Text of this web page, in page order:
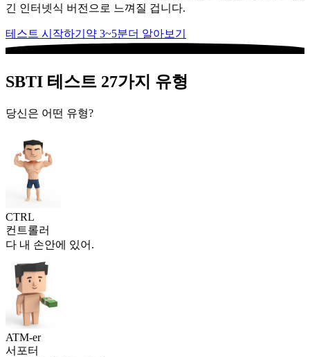
긴 인터넷식 버전으로 느껴질 겁니다.
테스트 시작하기 약 3~5분더 알아보기
SBTI 테스트 27가지 유형
당신은 어떤 유형?
CTRL
컨트롤러
다 내 손안에 있어.
ATM-er
서포터